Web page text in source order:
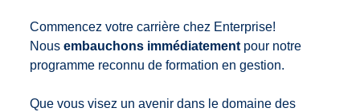
Commencez votre carrière chez Enterprise!
Nousembauchons immédiatement pour notre
programme reconnu de formation en gestion.
Que vous visez un avenir dans le domaine des